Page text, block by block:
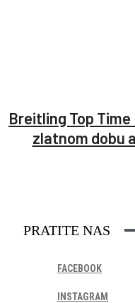
Breitling Top Time
zlatnom dobu
PRATITE NAS
FACEBOOK
INSTAGRAM